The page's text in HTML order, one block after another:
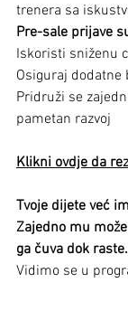
trenera sa
Pre-sale prijave
Iskoristi sniženu
Osiguraj
Pridruži se
pametan razvoj
Klikni ovdje da
Tvoje dijete već
Zajedno mu
ga čuva dok raste.
Vidimo se u